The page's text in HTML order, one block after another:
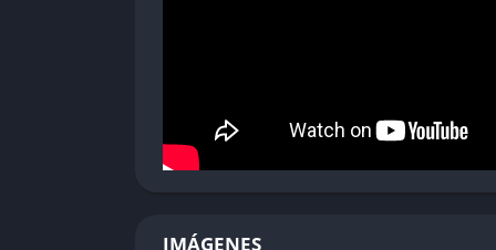
Vehículos marítimos
Transportes blindados de personal
Chat de Voz por Proximidad
IMÁGENES